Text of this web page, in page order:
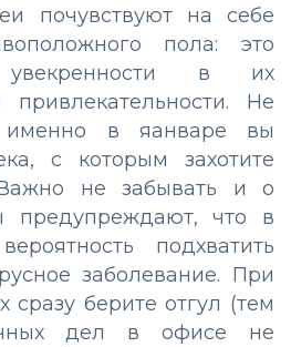
почувствуют на себе
пола: это
в их
привлекательности. Не
именно в яанваре вы
с которым захотите
не забывать и о
предупреждают, что в
подхватить
заболевание. При
сразу берите отгул (тем
дел в офисе не